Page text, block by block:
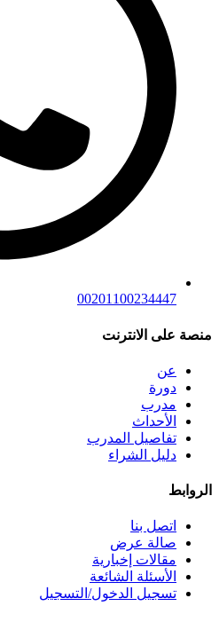
00201100234447
منصة على الانترنت
عن
دورة
مدرب
الأحداث
تفاصيل المدرب
دليل الشراء
الروابط
اتصل بنا
صالة عرض
مقالات إخبارية
الأسئلة الشائعة
تسجيل الدخول/التسجيل